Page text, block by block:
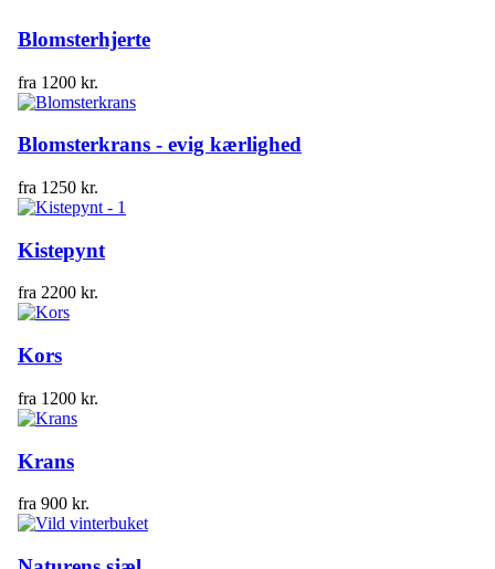
Blomsterhjerte
fra 1200 kr.
Blomsterkrans - evig kærlighed
fra 1250 kr.
Kistepynt
fra 2200 kr.
Kors
fra 1200 kr.
Krans
fra 900 kr.